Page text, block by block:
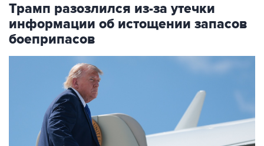
Трамп разозлился из-за утечки
информации об истощении запасов
боеприпасов